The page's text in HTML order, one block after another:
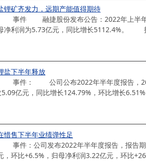
锂矿齐发力，远期产能值得期待
融捷股份发布公告：2022年上半年营
母净利润为5.73亿元，同比增长
盐下半年释放
： 公司公布2022年半年度报告，
5.09亿元，同比增长124.79%，环比增长
惜售下半年业绩弹性足
：公司发布2022年半年度报告，报告期
，环比+6.5%，归母净利润3.22亿元，